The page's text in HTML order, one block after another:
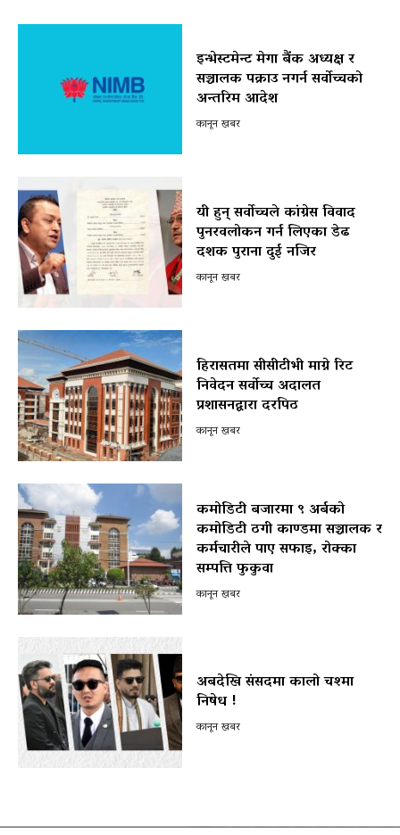
इन्भेस्टमेन्ट मेगा बैंक अध्यक्ष र
सञ्चालक पक्राउ नगर्न सर्वोच्चको
अन्तरिम आदेश
कानून खबर
यी हुन् सर्वोच्चले कांग्रेस विवाद
पुनरवलोकन गर्न लिएका डेढ
दशक पुराना दुई नजिर
कानून खबर
हिरासतमा सीसीटीभी माग्ने रिट
निवेदन सर्वोच्च अदालत
प्रशासनद्वारा दरपिठ
कानून खबर
कमोडिटी बजारमा ९ अर्बको
कमोडिटी ठगी काण्डमा सञ्चालक र
कर्मचारीले पाए सफाइ, रोक्का
सम्पत्ति फुकुवा
कानून खबर
अबदेखि संसदमा कालो चश्मा
निषेध !
कानून खबर